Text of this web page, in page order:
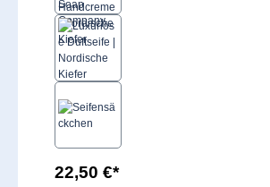
22,50 €*